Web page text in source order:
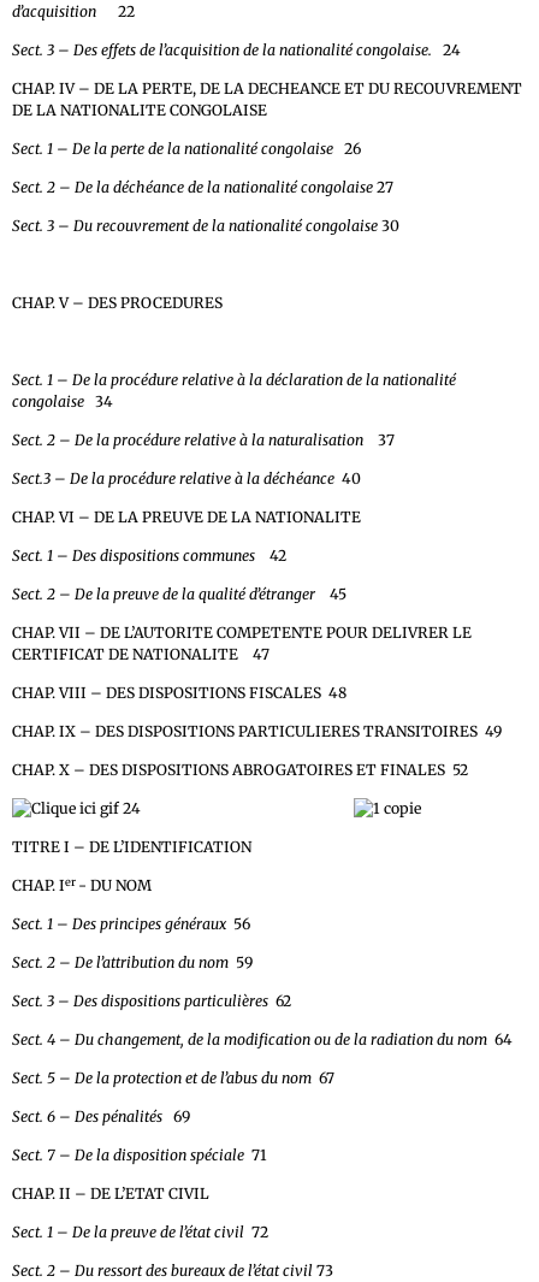
d’acquisition
22
Sect. 3 – Des effets de l’acquisition de la nationalité congolaise. 24
CHAP. IV – DE LA PERTE, DE LA DECHEANCE ET DU RECOUVREMENT
DE LA NATIONALITE CONGOLAISE
Sect. 1 – De la perte de la nationalité congolaise 26
Sect. 2 – De la déchéance de la nationalité congolaise 27
Sect. 3 – Du recouvrement de la nationalité congolaise 30
CHAP. V – DES PROCEDURES
Sect. 1 – De la procédure relative à la déclaration de la nationalité
congolaise 34
Sect. 2 – De la procédure relative à la naturalisation 37
Sect.3 – De la procédure relative à la déchéance 40
CHAP. VI – DE LA PREUVE DE LA NATIONALITE
Sect. 1 – Des dispositions communes 42
Sect. 2 – De la preuve de la qualité d’étranger 45
CHAP. VII – DE L’AUTORITE COMPETENTE POUR DELIVRER LE
CERTIFICAT DE NATIONALITE 47
CHAP. VIII – DES DISPOSITIONS FISCALES 48
CHAP. IX – DES DISPOSITIONS PARTICULIERES TRANSITOIRES 49
CHAP. X – DES DISPOSITIONS ABROGATOIRES ET FINALES 52
TITRE I – DE L’IDENTIFICATION
CHAP. Ier - DU NOM
Sect. 1 – Des principes généraux 56
Sect. 2 – De l’attribution du nom 59
Sect. 3 – Des dispositions particulières 62
Sect. 4 – Du changement, de la modification ou de la radiation du nom 64
Sect. 5 – De la protection et de l’abus du nom 67
Sect. 6 – Des pénalités 69
Sect. 7 – De la disposition spéciale 71
CHAP. II – DE L’ETAT CIVIL
Sect. 1 – De la preuve de l’état civil 72
Sect. 2 – Du ressort des bureaux de l’état civil 73